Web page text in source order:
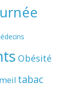
Obésité
tabac